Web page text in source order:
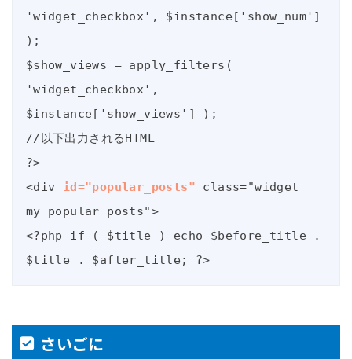
'widget_checkbox', $instance['show_num']
);
$show_views = apply_filters(
'widget_checkbox',
$instance['show_views'] );
//以下出力されるHTML
?>
<div id="popular_posts" class="widget
my_popular_posts">
<?php if ( $title ) echo $before_title .
$title . $after_title; ?>
さいごに